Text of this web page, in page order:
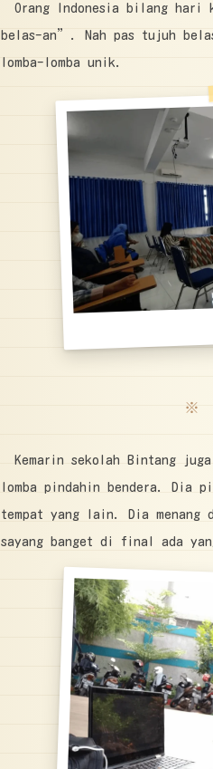
Orang Indonesia bilang hari
belas-an”. Nah pas tujuh
lomba-lomba unik.
Kemarin sekolah Bintang
lomba pindahin bendera. Dia
tempat yang lain. Dia menang
sayang banget di final ada